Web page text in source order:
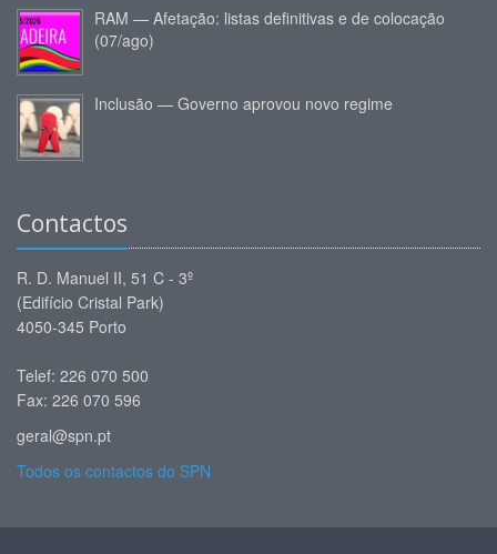
RAM — Afetação: listas definitivas e de colocação
(07/ago)
Inclusão — Governo aprovou novo regime
Contactos
R. D. Manuel II, 51 C - 3º
(Edifício Cristal Park)
4050-345 Porto
Telef: 226 070 500
Fax: 226 070 596
geral@spn.pt
Todos os contactos do SPN